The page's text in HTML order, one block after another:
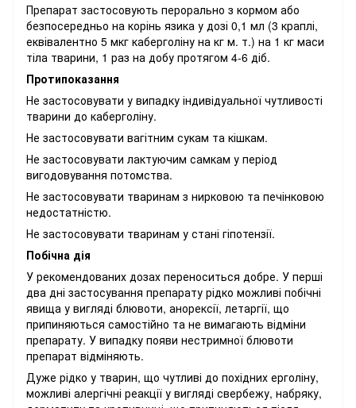
Препарат застосовують перорально з кормом або
безпосередньо на корінь язика у дозі 0,1 мл (3 краплі,
еквівалентно 5 мкг каберголіну на кг м. т.) на 1 кг маси
тіла тварини, 1 раз на добу протягом 4-6 діб.
Протипоказання
Не застосовувати у випадку індивідуальної чутливості
тварини до каберголіну.
Не застосовувати вагітним сукам та кішкам.
Не застосовувати лактуючим самкам у період
вигодовування потомства.
Не застосовувати тваринам з нирковою та печінковою
недостатністю.
Не застосовувати тваринам у стані гіпотензії.
Побічна дія
У рекомендованих дозах переноситься добре. У перші
два дні застосування препарату рідко можливі побічні
явища у вигляді блювоти, анорексії, летаргії, що
припиняються самостійно та не вимагають відміни
препарату. У випадку появи нестримної блювоти
препарат відміняють.
Дуже рідко у тварин, що чутливі до похідних ерголіну,
можливі алергічні реакції у вигляді свербежу, набряку,